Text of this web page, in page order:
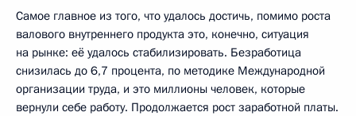
Самое главное из того, что удалось достичь, помимо роста
валового внутреннего продукта это, конечно, ситуация
на рынке: её удалось стабилизировать. Безработица
снизилась до 6,7 процента, по методике Международной
организации труда, и это миллионы человек, которые
вернули себе работу. Продолжается рост заработной платы.